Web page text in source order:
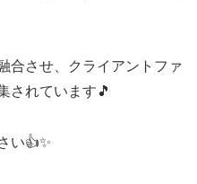
合させ、クライアントファ
されています🎵
い👍✨️